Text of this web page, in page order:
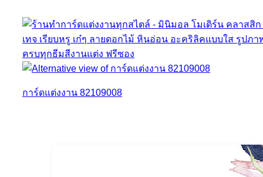
การ์ดแต่งงาน 82109008